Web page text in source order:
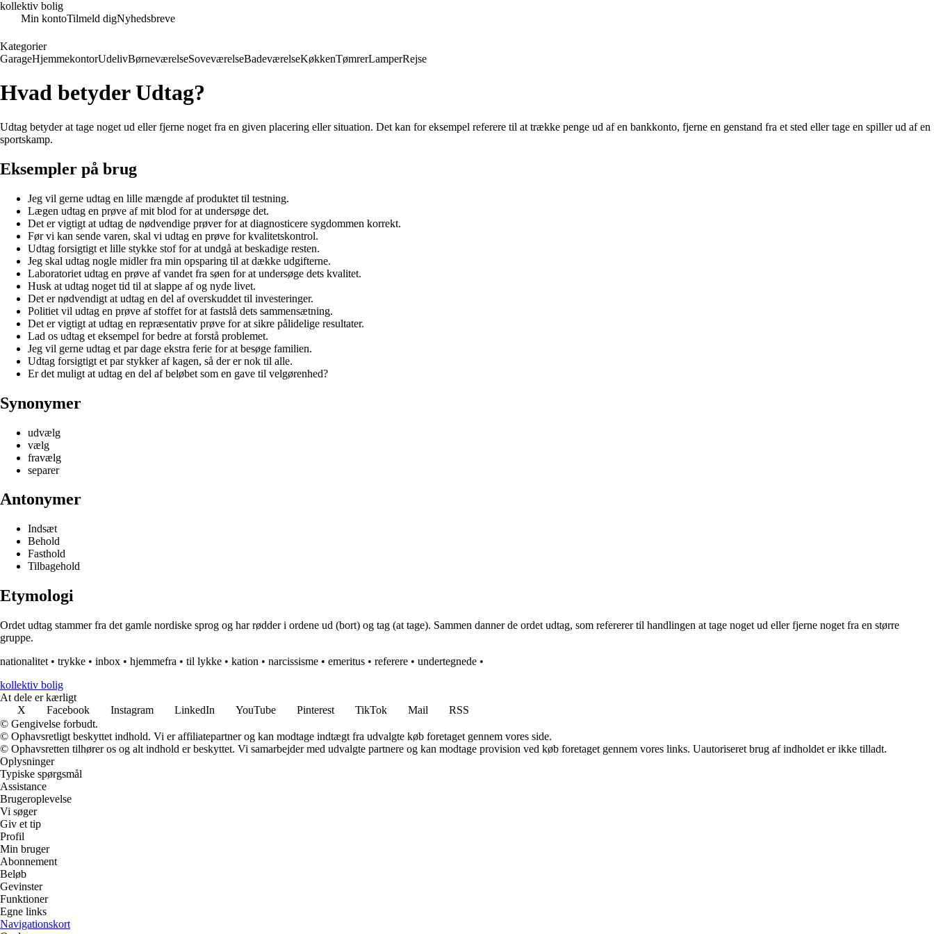
kollektiv bolig
Min kontoTilmeld digNyhedsbreve
Kategorier
GarageHjemmekontorUdelivBørneværelseSoveværelseBadeværelseKøkkenTømrerLamperRejse
Hvad betyder Udtag?
Udtag betyder at tage noget ud eller fjerne noget fra en given placering eller situation. Det kan for eksempel referere til at trække penge ud af en bankkonto, fjerne en genstand fra et sted eller tage en spiller ud af en
sportskamp.
Eksempler på brug
Jeg vil gerne udtag en lille mængde af produktet til testning.
Lægen udtag en prøve af mit blod for at undersøge det.
Det er vigtigt at udtag de nødvendige prøver for at diagnosticere sygdommen korrekt.
Før vi kan sende varen, skal vi udtag en prøve for kvalitetskontrol.
Udtag forsigtigt et lille stykke stof for at undgå at beskadige resten.
Jeg skal udtag nogle midler fra min opsparing til at dække udgifterne.
Laboratoriet udtag en prøve af vandet fra søen for at undersøge dets kvalitet.
Husk at udtag noget tid til at slappe af og nyde livet.
Det er nødvendigt at udtag en del af overskuddet til investeringer.
Politiet vil udtag en prøve af stoffet for at fastslå dets sammensætning.
Det er vigtigt at udtag en repræsentativ prøve for at sikre pålidelige resultater.
Lad os udtag et eksempel for bedre at forstå problemet.
Jeg vil gerne udtag et par dage ekstra ferie for at besøge familien.
Udtag forsigtigt et par stykker af kagen, så der er nok til alle.
Er det muligt at udtag en del af beløbet som en gave til velgørenhed?
Synonymer
udvælg
vælg
fravælg
separer
Antonymer
Indsæt
Behold
Fasthold
Tilbagehold
Etymologi
Ordet udtag stammer fra det gamle nordiske sprog og har rødder i ordene ud (bort) og tag (at tage). Sammen danner de ordet udtag, som refererer til handlingen at tage noget ud eller fjerne noget fra en større
gruppe.
nationalitet • trykke • inbox • hjemmefra • til lykke • kation • narcissisme • emeritus • referere • undertegnede •
kollektiv bolig
At dele er kærligt
X
Facebook Instagram LinkedIn YouTube Pinterest TikTok Mail
RSS
© Gengivelse forbudt.
© Ophavsretligt beskyttet indhold. Vi er affiliatepartner og kan modtage indtægt fra udvalgte køb foretaget gennem vores side.
© Ophavsretten tilhører os og alt indhold er beskyttet. Vi samarbejder med udvalgte partnere og kan modtage provision ved køb foretaget gennem vores links. Uautoriseret brug af indholdet er ikke tilladt.
Oplysninger
Typiske spørgsmål
Assistance
Brugeroplevelse
Vi søger
Giv et tip
Profil
Min bruger
Abonnement
Beløb
Gevinster
Funktioner
Egne links
Navigationskort